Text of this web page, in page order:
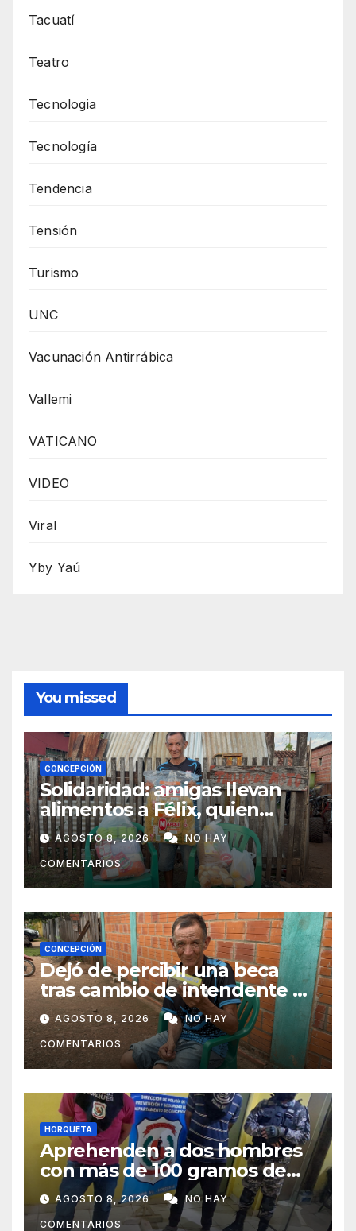
Tacuatí
Teatro
Tecnologia
Tecnología
Tendencia
Tensión
Turismo
UNC
Vacunación Antirrábica
Vallemi
VATICANO
VIDEO
Viral
Yby Yaú
You missed
CONCEPCIÓN
Solidaridad: amigas llevan
alimentos a Félix, quien
ahora vende caramelos para
subsistir
AGOSTO 8, 2026 NO HAY
COMENTARIOS
CONCEPCIÓN
Dejó de percibir una beca
tras cambio de intendente y
ahora vende caramelos para
subsistir
AGOSTO 8, 2026 NO HAY
COMENTARIOS
HORQUETA
Aprehenden a dos hombres
con más de 100 gramos de
supuesta marihuana en
Horqueta
AGOSTO 8, 2026 NO HAY
COMENTARIOS